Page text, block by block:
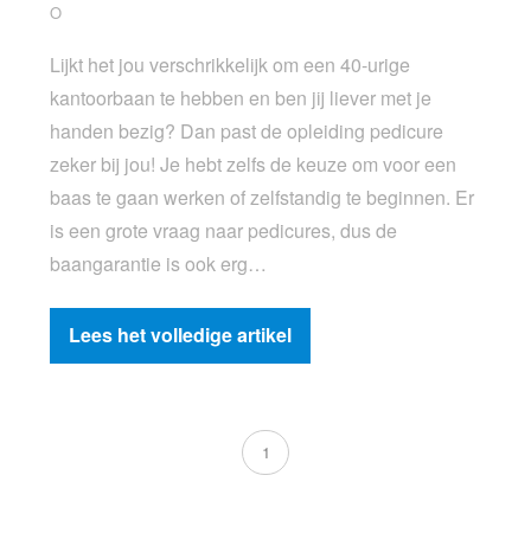
O
Lijkt het jou verschrikkelijk om een 40-urige
kantoorbaan te hebben en ben jij liever met je
handen bezig? Dan past de opleiding pedicure
zeker bij jou! Je hebt zelfs de keuze om voor een
baas te gaan werken of zelfstandig te beginnen. Er
is een grote vraag naar pedicures, dus de
baangarantie is ook erg…
Lees het volledige artikel
1